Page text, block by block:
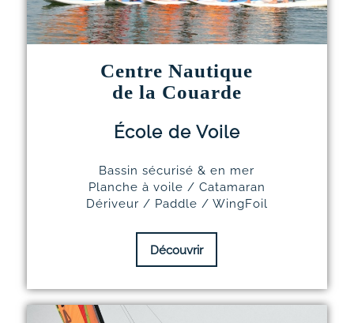
Centre Nautique
de la Couarde
École de Voile
Bassin sécurisé & en mer
Planche à voile / Catamaran
Dériveur / Paddle / WingFoil
Découvrir